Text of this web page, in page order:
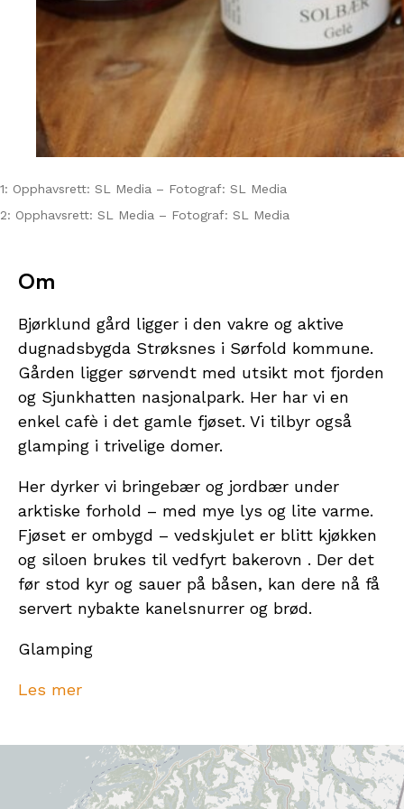
1: Opphavsrett: SL Media – Fotograf: SL Media
2: Opphavsrett: SL Media – Fotograf: SL Media
Om
Bjørklund gård ligger i den vakre og aktive
dugnadsbygda Strøksnes i Sørfold kommune.
Gården ligger sørvendt med utsikt mot fjorden
og Sjunkhatten nasjonalpark. Her har vi en
enkel cafè i det gamle fjøset. Vi tilbyr også
glamping i trivelige domer.
Her dyrker vi bringebær og jordbær under
arktiske forhold – med mye lys og lite varme.
Fjøset er ombygd – vedskjulet er blitt kjøkken
og siloen brukes til vedfyrt bakerovn . Der det
før stod kyr og sauer på båsen, kan dere nå få
servert nybakte kanelsnurrer og brød.
Glamping
Vi tilbyr overnatting i Domer(kuppelhus).
kan dere rusle ned til åkeren og plukke bær
rett fra busken inn i munnen. Kanskje du
Les mer